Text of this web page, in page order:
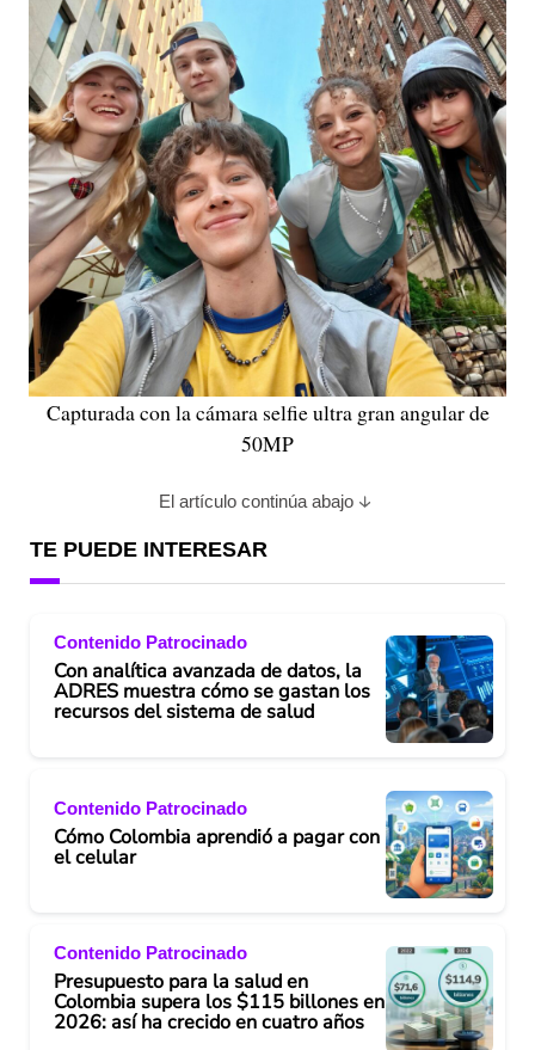
Capturada con la cámara selfie ultra gran angular de
50MP
El artículo continúa abajo
TE PUEDE INTERESAR
Contenido Patrocinado
Con analítica avanzada de datos, la
ADRES muestra cómo se gastan los
recursos del sistema de salud
Contenido Patrocinado
Cómo Colombia aprendió a pagar con
el celular
Contenido Patrocinado
Presupuesto para la salud en
Colombia supera los $115 billones en
2026: así ha crecido en cuatro años